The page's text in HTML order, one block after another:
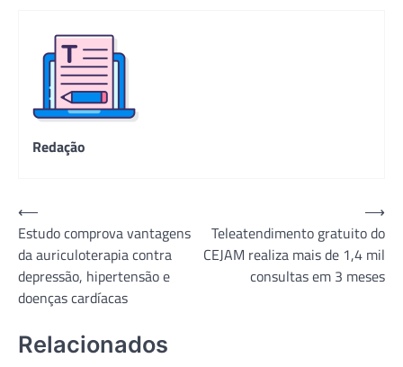
Redação
Navegação
de
Post
⟵
Estudo comprova vantagens
da auriculoterapia contra
depressão, hipertensão e
doenças cardíacas
Teleatendimento gratuito do
CEJAM realiza mais de 1,4 mil
consultas em 3 meses
⟶
Relacionados